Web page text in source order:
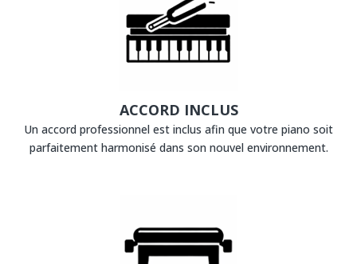
ACCORD INCLUS
Un accord professionnel est inclus afin que votre piano soit
parfaitement harmonisé dans son nouvel environnement.